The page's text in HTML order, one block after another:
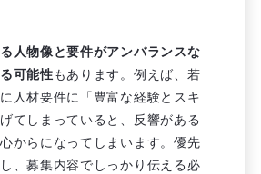
人物像と要件がアンバランスな
可能性もあります。例えば、若
人材要件に「豊富な経験とスキ
てしまっていると、反響がある
からになってしまいます。優先
、募集内容でしっかり伝える必